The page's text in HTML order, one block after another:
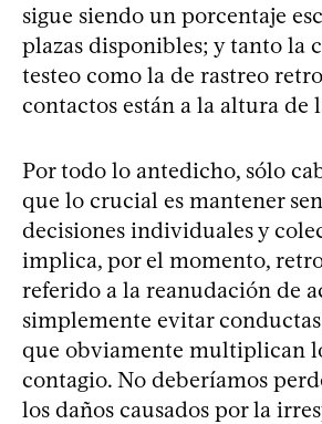
sigue siendo un porcentaje
plazas disponibles; y tanto la
testeo como la de rastreo
contactos están a la altura de
Por todo lo antedicho, sólo
que lo crucial es mantener
decisiones individuales y
implica, por el momento,
referido a la reanudación de
simplemente evitar
que obviamente multiplican
contagio. No deberíamos
los daños causados por la